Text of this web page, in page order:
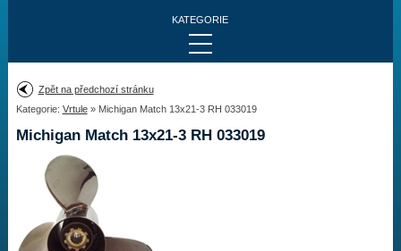
KATEGORIE
Provedení:
Výrobce:
Drážky na hřídeli:
Najít vrtuli
Zpět na předchozí stránku
Kategorie: Vrtule» Michigan Match 13x21-3 RH 033019
Michigan Match 13x21-3 RH 033019